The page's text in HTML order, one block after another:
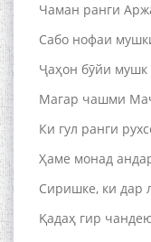
Чаман ранги
Сабо нофаи
Ҷаҳон бӯйи
Магар чашми
Ки гул ранги
Ҳаме монад
Сиришке, ки дар
Қадаҳ гир